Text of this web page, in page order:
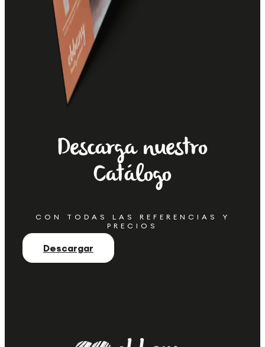
Descarga nuestro
Catálogo
CON TODAS LAS REFERENCIAS Y
PRECIOS
Descargar